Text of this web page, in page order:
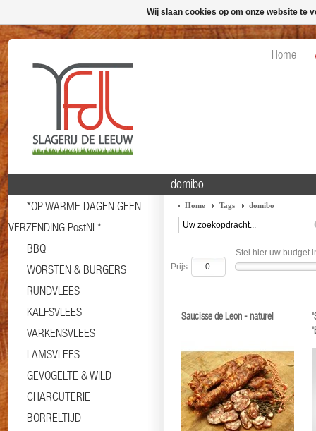
Home
*OP WARME DAGEN GEEN
VERZENDING PostNL*
BBQ
WORSTEN & BURGERS
RUNDVLEES
KALFSVLEES
VARKENSVLEES
LAMSVLEES
GEVOGELTE & WILD
CHARCUTERIE
BORRELTIJD
domibo
Home Tags domibo
Stel hier uw budget
Prijs
Saucisse de Leon - naturel
Wij slaan cookies op om onze website te